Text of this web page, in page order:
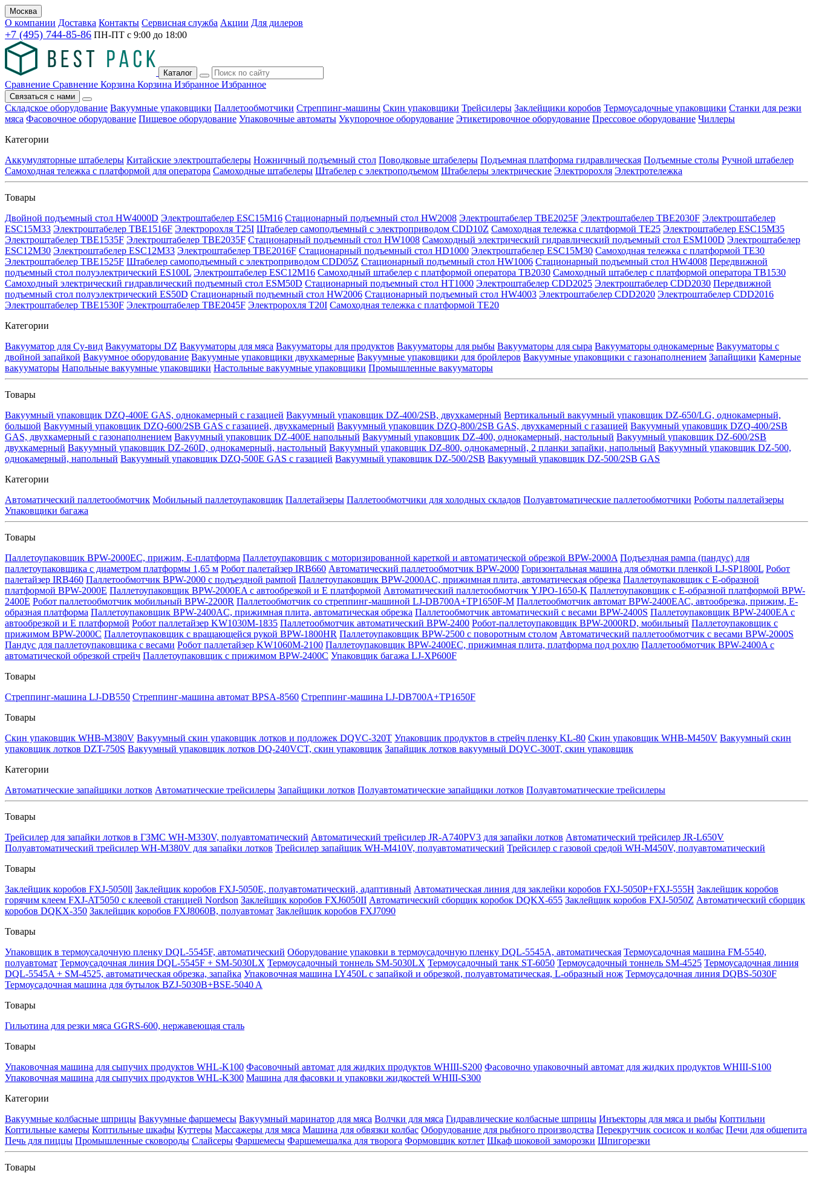
Москва
О компании Доставка Контакты Сервисная служба Акции Для дилеров
+7 (495) 744-85-86 ПН-ПТ с 9:00 до 18:00
Каталог
Сравнение Сравнение Корзина Корзина Избранное Избранное
Связаться с нами
Складское оборудование Вакуумные упаковщики Паллетообмотчики Стреппинг-машины Скин упаковщики Трейсилеры Заклейщики коробов Термоусадочные упаковщики Станки для резки
мяса Фасовочное оборудование Пищевое оборудование Упаковочные автоматы Укупорочное оборудование Этикетировочное оборудование Прессовое оборудование Чиллеры
Категории
Аккумуляторные штабелеры Китайские электроштабелеры Ножничный подъемный стол Поводковые штабелеры Подъемная платформа гидравлическая Подъемные столы Ручной штабелер
Самоходная тележка с платформой для оператора Самоходные штабелеры Штабелер с электроподъемом Штабелеры электрические Электророхля Электротележка
Товары
Двойной подъемный стол HW4000D Электроштабелер ESC15M16 Стационарный подъемный стол HW2008 Электроштабелер TBE2025F Электроштабелер TBE2030F Электроштабелер
ESC15M33 Электроштабелер TBE1516F Электророхля T25I Штабелер самоподъемный с электроприводом CDD10Z Самоходная тележка с платформой TE25 Электроштабелер ESC15M35
Электроштабелер TBE1535F Электроштабелер TBE2035F Стационарный подъемный стол HW1008 Самоходный электрический гидравлический подъемный стол ESM100D Электроштабелер
ESC12M30 Электроштабелер ESC12M33 Электроштабелер TBE2016F Стационарный подъемный стол HD1000 Электроштабелер ESC15M30 Самоходная тележка с платформой TE30
Электроштабелер TBE1525F Штабелер самоподъемный с электроприводом CDD05Z Стационарный подъемный стол HW1006 Стационарный подъемный стол HW4008 Передвижной
подъемный стол полуэлектрический ES100L Электроштабелер ESC12M16 Самоходный штабелер с платформой оператора TB2030 Самоходный штабелер с платформой оператора TB1530
Самоходный электрический гидравлический подъемный стол ESM50D Стационарный подъемный стол HT1000 Электроштабелер CDD2025 Электроштабелер CDD2030 Передвижной
подъемный стол полуэлектрический ES50D Стационарный подъемный стол HW2006 Стационарный подъемный стол HW4003 Электроштабелер CDD2020 Электроштабелер CDD2016
Электроштабелер TBE1530F Электроштабелер TBE2045F Электророхля T20I Самоходная тележка с платформой TE20
Категории
Вакууматор для Су-вид Вакууматоры DZ Вакууматоры для мяса Вакууматоры для продуктов Вакууматоры для рыбы Вакууматоры для сыра Вакууматоры однокамерные Вакууматоры с
двойной запайкой Вакуумное оборудование Вакуумные упаковщики двухкамерные Вакуумные упаковщики для бройлеров Вакуумные упаковщики с газонаполнением Запайщики Камерные
вакууматоры Напольные вакуумные упаковщики Настольные вакуумные упаковщики Промышленные вакууматоры
Товары
Вакуумный упаковщик DZQ-400E GAS, однокамерный с газацией Вакуумный упаковщик DZ-400/2SB, двухкамерный Вертикальный вакуумный упаковщик DZ-650/LG, однокамерный,
большой Вакуумный упаковщик DZQ-600/2SB GAS с газацией, двухкамерный Вакуумный упаковщик DZQ-800/2SB GAS, двухкамерный с газацией Вакуумный упаковщик DZQ-400/2SB
GAS, двухкамерный с газонаполнением Вакуумный упаковщик DZ-400E напольный Вакуумный упаковщик DZ-400, однокамерный, настольный Вакуумный упаковщик DZ-600/2SB
двухкамерный Вакуумный упаковщик DZ-260D, однокамерный, настольный Вакуумный упаковщик DZ-800, однокамерный, 2 планки запайки, напольный Вакуумный упаковщик DZ-500,
однокамерный, напольный Вакуумный упаковщик DZQ-500E GAS с газацией Вакуумный упаковщик DZ-500/2SB Вакуумный упаковщик DZ-500/2SB GAS
Категории
Автоматический паллетообмотчик Мобильный паллетоупаковщик Паллетайзеры Паллетообмотчики для холодных складов Полуавтоматические паллетообмотчики Роботы паллетайзеры
Упаковщики багажа
Товары
Паллетоупаковщик BPW-2000EC, прижим, Е-платформа Паллетоупаковщик с моторизированной кареткой и автоматической обрезкой BPW-2000A Подъездная рампа (пандус) для
паллетоупаковщика с диаметром платформы 1,65 м Робот палетайзер IRB660 Автоматический паллетообмотчик BPW-2000 Горизонтальная машина для обмотки пленкой LJ-SP1800L Робот
палетайзер IRB460 Паллетообмотчик BPW-2000 с подъездной рампой Паллетоупаковщик BPW-2000AC, прижимная плита, автоматическая обрезка Паллетоупаковщик с Е-образной
платформой BPW-2000E Паллетоупаковщик BPW-2000EA с автообрезкой и Е платформой Автоматический паллетообмотчик YJPO-1650-K Паллетоупаковщик с Е-образной платформой BPW-
2400E Робот паллетообмотчик мобильный BPW-2200R Паллетообмотчик со стреппинг-машиной LJ-DB700A+TP1650F-M Паллетообмотчик автомат BPW-2400ЕАС, автообрезка, прижим, Е-
образная платформа Паллетоупаковщик BPW-2400AC, прижимная плита, автоматическая обрезка Паллетообмотчик автоматический с весами BPW-2400S Паллетоупаковщик BPW-2400EA с
автообрезкой и Е платформой Робот паллетайзер KW1030M-1835 Паллетообмотчик автоматический BPW-2400 Робот-паллетоупаковщик BPW-2000RD, мобильный Паллетоупаковщик с
прижимом BPW-2000C Паллетоупаковщик с вращающейся рукой BPW-1800HR Паллетоупаковщик BPW-2500 с поворотным столом Автоматический паллетообмотчик с весами BPW-2000S
Пандус для паллетоупаковщика с весами Робот паллетайзер KW1060M-2100 Паллетоупаковщик BPW-2400EC, прижимная плита, платформа под рохлю Паллетообмотчик BPW-2400A с
автоматической обрезкой стрейч Паллетоупаковщик с прижимом BPW-2400C Упаковщик багажа LJ-XP600F
Товары
Стреппинг-машина LJ-DB550 Стреппинг-машина автомат BPSA-8560 Стреппинг-машина LJ-DB700A+TP1650F
Товары
Скин упаковщик WHB-M380V Вакуумный скин упаковщик лотков и подложек DQVC-320T Упаковщик продуктов в стрейч пленку KL-80 Скин упаковщик WHB-M450V Вакуумный скин
упаковщик лотков DZT-750S Вакуумный упаковщик лотков DQ-240VCT, скин упаковщик Запайщик лотков вакуумный DQVC-300T, скин упаковщик
Категории
Автоматические запайщики лотков Автоматические трейсилеры Запайщики лотков Полуавтоматические запайщики лотков Полуавтоматические трейсилеры
Товары
Трейсилер для запайки лотков в ГЗМС WH-M330V, полуавтоматический Автоматический трейсилер JR-A740PV3 для запайки лотков Автоматический трейсилер JR-L650V
Полуавтоматический трейсилер WH-M380V для запайки лотков Трейсилер запайщик WH-M410V, полуавтоматический Трейсилер с газовой средой WH-M450V, полуавтоматический
Товары
Заклейщик коробов FXJ-5050ll Заклейщик коробов FXJ-5050E, полуавтоматический, адаптивный Автоматическая линия для заклейки коробов FXJ-5050P+FXJ-555H Заклейщик коробов
горячим клеем FXJ-AT5050 с клеевой станцией Nordson Заклейщик коробов FXJ6050II Автоматический сборщик коробок DQKX-655 Заклейщик коробов FXJ-5050Z Автоматический сборщик
коробов DQKX-350 Заклейщик коробов FXJ8060B, полуавтомат Заклейщик коробов FXJ7090
Товары
Упаковщик в термоусадочную пленку DQL-5545F, автоматический Оборудование упаковки в термоусадочную пленку DQL-5545A, автоматическая Термоусадочная машина FM-5540,
полуавтомат Термоусадочная линия DQL-5545F + SM-5030LX Термоусадочный тоннель SM-5030LX Термоусадочный танк ST-6050 Термоусадочный тоннель SM-4525 Термоусадочная линия
DQL-5545A + SM-4525, автоматическая обрезка, запайка Упаковочная машина LY450L с запайкой и обрезкой, полуавтоматическая, L-образный нож Термоусадочная линия DQBS-5030F
Термоусадочная машина для бутылок BZJ-5030B+BSE-5040 A
Товары
Гильотина для резки мяса GGRS-600, нержавеющая сталь
Товары
Упаковочная машина для сыпучих продуктов WHL-K100 Фасовочный автомат для жидких продуктов WHIII-S200 Фасовочно упаковочный автомат для жидких продуктов WHIII-S100
Упаковочная машина для сыпучих продуктов WHL-K300 Машина для фасовки и упаковки жидкостей WHIII-S300
Категории
Вакуумные колбасные шприцы Вакуумные фаршемесы Вакуумный маринатор для мяса Волчки для мяса Гидравлические колбасные шприцы Инъекторы для мяса и рыбы Коптильни
Коптильные камеры Коптильные шкафы Куттеры Массажеры для мяса Машина для обвязки колбас Оборудование для рыбного производства Перекрутчик сосисок и колбас Печи для общепита
Печь для пиццы Промышленные сковороды Слайсеры Фаршемесы Фаршемешалка для творога Формовщик котлет Шкаф шоковой заморозки Шпигорезки
Товары